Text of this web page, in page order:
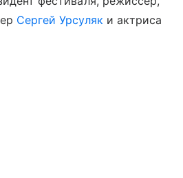
Сергей Урсуляк и актриса